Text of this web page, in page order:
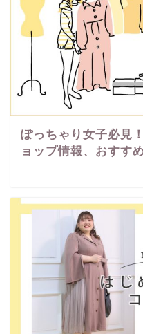
ぽっちゃり女子必見
ョップ情報、おすす